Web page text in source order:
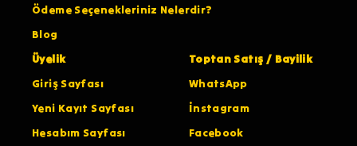
Ödeme Seçenekleriniz Nelerdir?
Blog
Üyelik
Giriş Sayfası
Yeni Kayıt Sayfası
Hesabım Sayfası
Toptan Satış / Bayilik
WhatsApp
İnstagram
Facebook